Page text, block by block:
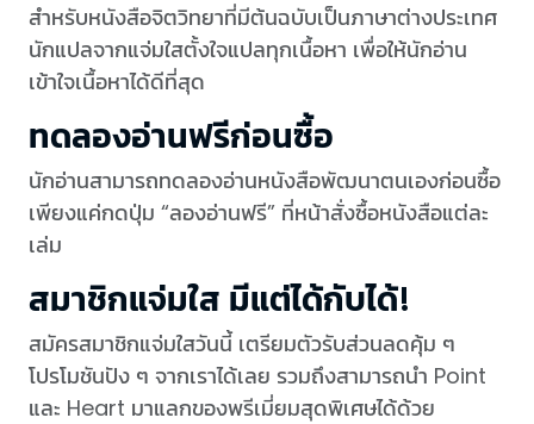
สำหรับหนังสือจิตวิทยาที่มีต้นฉบับเป็นภาษาต่างประเทศ
นักแปลจากแจ่มใสตั้งใจแปลทุกเนื้อหา เพื่อให้นักอ่าน
เข้าใจเนื้อหาได้ดีที่สุด
ทดลองอ่านฟรีก่อนซื้อ
นักอ่านสามารถทดลองอ่านหนังสือพัฒนาตนเองก่อนซื้อ
เพียงแค่กดปุ่ม “ลองอ่านฟรี” ที่หน้าสั่งซื้อหนังสือแต่ละ
เล่ม
สมาชิกแจ่มใส มีแต่ได้กับได้!
สมัครสมาชิกแจ่มใสวันนี้ เตรียมตัวรับส่วนลดคุ้ม ๆ
โปรโมชันปัง ๆ จากเราได้เลย รวมถึงสามารถนำ Point
และ Heart มาแลกของพรีเมี่ยมสุดพิเศษได้ด้วย